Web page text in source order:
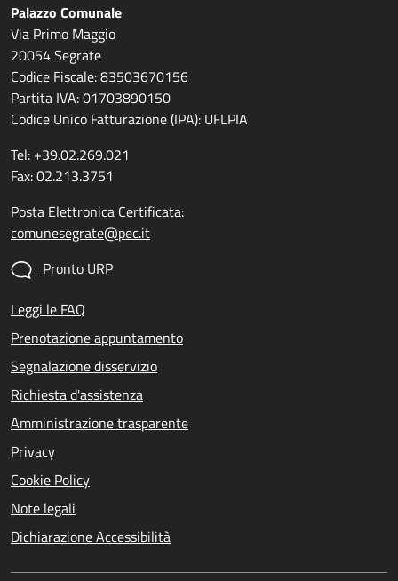
Palazzo Comunale
Via Primo Maggio
20054 Segrate
Codice Fiscale: 83503670156
Partita IVA: 01703890150
Codice Unico Fatturazione (IPA): UFLPIA
Tel: +39.02.269.021
Fax: 02.213.3751
Posta Elettronica Certificata:
comunesegrate@pec.it
Pronto URP
Leggi le FAQ
Prenotazione appuntamento
Segnalazione disservizio
Richiesta d'assistenza
Amministrazione trasparente
Privacy
Cookie Policy
Note legali
Dichiarazione Accessibilità